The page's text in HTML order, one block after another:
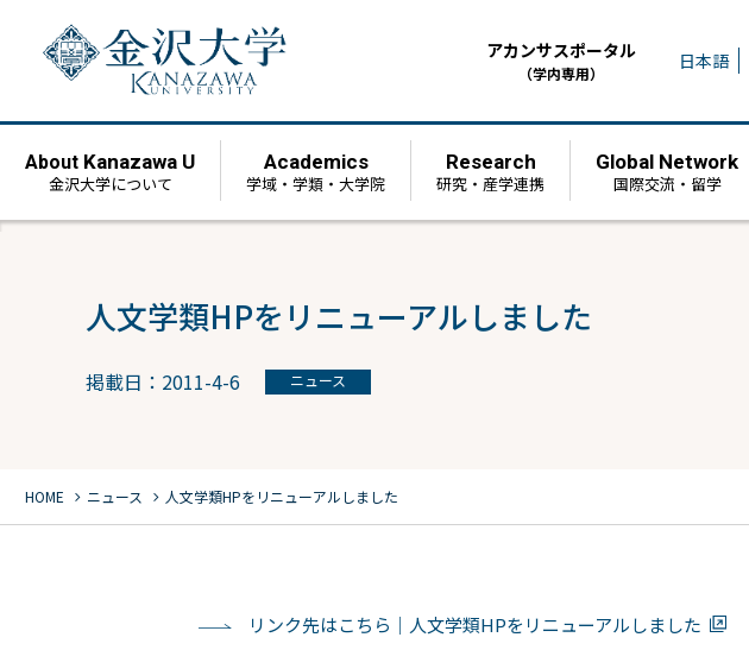
アカンサスポータル
（学内専用） 日本語
About Kanazawa U
金沢大学について
Academics
学域・学類・大学院
Research
研究・産学連携
Global Network
国際交流・留学
人文学類HPをリニューアルしました
掲載日：2011-4-6 ニュース
HOME chevron_right ニュース chevron_right 人文学類HPをリニューアルしました
リンク先はこちら｜人文学類HPをリニューアルしました